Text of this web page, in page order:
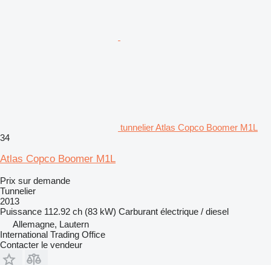
tunnelier Atlas Copco Boomer M1L
34
Atlas Copco Boomer M1L
Prix sur demande
Tunnelier
2013
Puissance 112.92 ch (83 kW) Carburant électrique / diesel
Allemagne, Lautern
International Trading Office
Contacter le vendeur